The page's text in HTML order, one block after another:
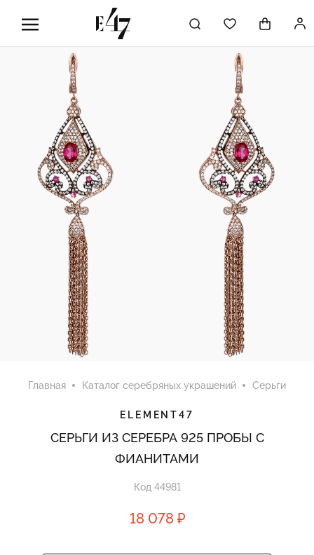
Главная Каталог серебряных украшений Серьги
ELEMENT47
СЕРЬГИ ИЗ СЕРЕБРА 925 ПРОБЫ С
ФИАНИТАМИ
Код 44981
18 078 ₽